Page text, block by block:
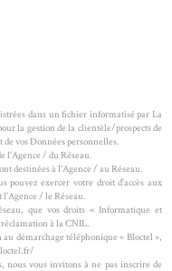
dans un fichier informatisé par La
la gestion de la clientèle/prospects de
vos Données personnelles.
l'Agence / du Réseau.
destinées à l'Agence / au Réseau.
exercer votre droit d'accès aux
l'Agence / le Réseau.
que vos droits « Informatique et
réclamation à la CNIL.
démarchage téléphonique « Bloctel »,
nous vous invitons à ne pas inscrire de